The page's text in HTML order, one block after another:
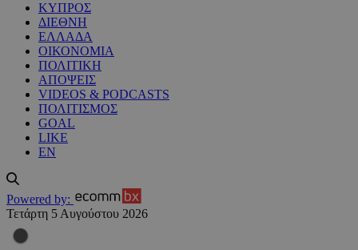
ΚΥΠΡΟΣ
ΔΙΕΘΝΗ
ΕΛΛΑΔΑ
ΟΙΚΟΝΟΜΙΑ
ΠΟΛΙΤΙΚΗ
ΑΠΟΨΕΙΣ
VIDEOS & PODCASTS
ΠΟΛΙΤΙΣΜΟΣ
GOAL
LIKE
EN
Powered by:
Τετάρτη 5 Αυγούστου 2026